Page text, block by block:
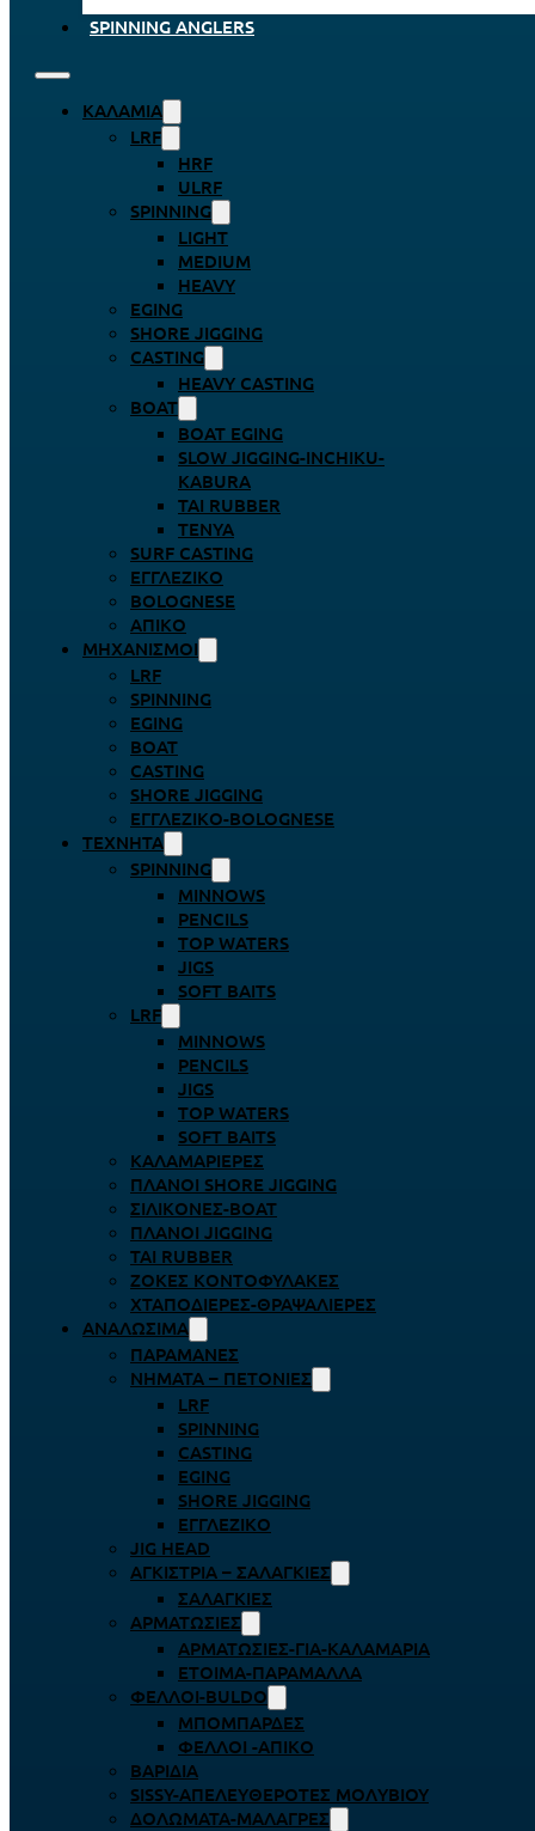
SPINNING ANGLERS
ΚΑΛΆΜΙΑ
LRF
HRF
ULRF
SPINNING
LIGHT
MEDIUM
HEAVY
EGING
SHORE JIGGING
CASTING
HEAVY CASTING
BOAT
BOAT EGING
SLOW JIGGING-INCHIKU-
KABURA
TAI RUBBER
TENYA
SURF CASTING
ΕΓΓΛΈΖΙΚΟ
BOLOGNESE
ΑΠΊΚΟ
ΜΗΧΑΝΙΣΜΟΊ
LRF
SPINNING
EGING
BOAT
CASTING
SHORE JIGGING
ΕΓΓΛΈΖΙΚΟ-BOLOGNESE
ΤΕΧΝΗΤΆ
SPINNING
MINNOWS
PENCILS
TOP WATERS
JIGS
SOFT BAITS
LRF
MINNOWS
PENCILS
JIGS
TOP WATERS
SOFT BAITS
ΚΑΛΑΜΑΡΙΈΡΕΣ
ΠΛΆΝΟΙ SHORE JIGGING
ΣΙΛΙΚΌΝΕΣ-BOAT
ΠΛΆΝΟΙ JIGGING
TAI RUBBER
ΖΌΚΕΣ ΚΟΝΤΟΦΎΛΑΚΕΣ
ΧΤΑΠΟΔΙΈΡΕΣ-ΘΡΑΨΑΛΙΈΡΕΣ
ΑΝΑΛΏΣΙΜΑ
ΠΑΡΑΜΆΝΕΣ
ΝΉΜΑΤΑ – ΠΕΤΟΝΙΈΣ
LRF
SPINNING
CASTING
EGING
SHORE JIGGING
ΕΓΓΛΈΖΙΚΟ
JIG HEAD
ΑΓΚΊΣΤΡΙΑ – ΣΑΛΑΓΚΙΈΣ
ΣΑΛΑΓΚΙΈΣ
ΑΡΜΑΤΩΣΙΈΣ
ΑΡΜΑΤΩΣΙΈΣ-ΓΙΑ-ΚΑΛΑΜΆΡΙΑ
ΈΤΟΙΜΑ-ΠΑΡΆΜΑΛΛΑ
ΦΕΛΛΟΊ-BULDO
ΜΠΟΜΠΆΡΔΕΣ
ΦΕΛΛΟΊ -ΑΠΊΚΟ
ΒΑΡΊΔΙΑ
SISSY-ΑΠΕΛΕΥΘΕΡΟΤΈΣ ΜΟΛΥΒΙΟΎ
ΔΟΛΏΜΑΤΑ-ΜΑΛΆΓΡΕΣ